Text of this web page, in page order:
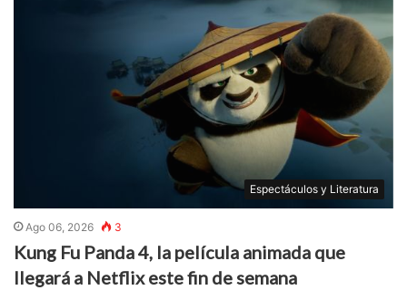
Espectáculos y Literatura
Ago 06, 2026 3
Kung Fu Panda 4, la película animada que
llegará a Netflix este fin de semana